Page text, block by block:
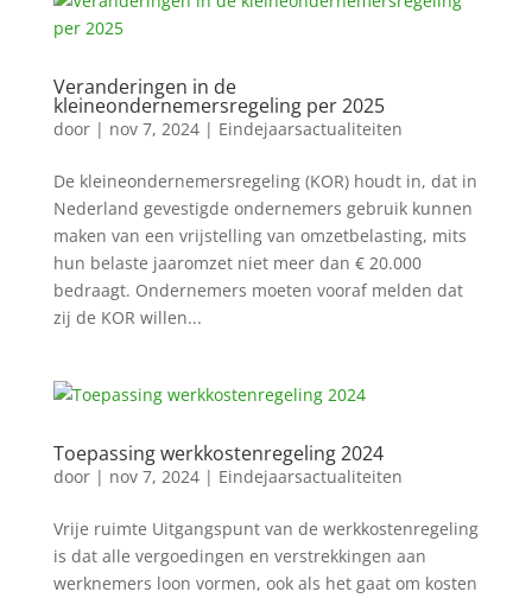
Veranderingen in de
kleineondernemersregeling per 2025
door | nov 7, 2024| Eindejaarsactualiteiten
De kleineondernemersregeling (KOR) houdt in, dat in
Nederland gevestigde ondernemers gebruik kunnen
maken van een vrijstelling van omzetbelasting, mits
hun belaste jaaromzet niet meer dan € 20.000
bedraagt. Ondernemers moeten vooraf melden dat
zij de KOR willen...
Toepassing werkkostenregeling 2024
door | nov 7, 2024| Eindejaarsactualiteiten
Vrije ruimte Uitgangspunt van de werkkostenregeling
is dat alle vergoedingen en verstrekkingen aan
werknemers loon vormen, ook als het gaat om kosten